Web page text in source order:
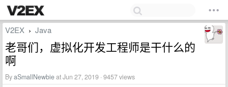
V2EX › Java
老哥们，虚拟化开发工程师是干什么的
啊
ByaSmallNewbieat Jun 27, 2019 · 9457 views